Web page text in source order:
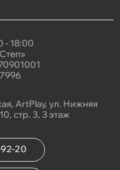
18:00
ArtPlay, ул. Нижняя
стр. 3, 3 этаж
20